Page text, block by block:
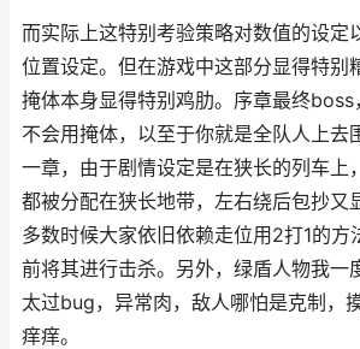
而实际上这特别考验策略对数值的设定
位置设定。但在游戏中这部分显得特别
掩体本身显得特别鸡肋。序章最终boss
不会用掩体，以至于你就是全队人上去
一章，由于剧情设定是在狭长的列车上
都被分配在狭长地带，左右绕后包抄又
多数时候大家依旧依赖走位用2打1的方
前将其进行击杀。另外，绿盾人物我一
太过bug，异常肉，敌人哪怕是克制，
痒痒。